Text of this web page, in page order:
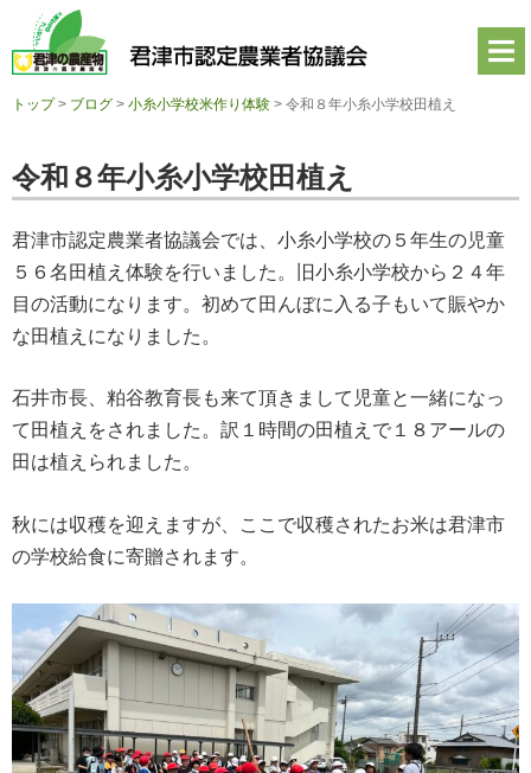
市
認
定
者
協
議
公
式
ー
ム
ジ
トップ> ブログ > 小糸小学校米作り体験 > 令和８年小糸小学校田植え
令和８年小糸小学校田植え
君津市認定農業者協議会では、小糸小学校の５年生の児童
５６名田植え体験を行いました。旧小糸小学校から２４年
目の活動になります。初めて田んぼに入る子もいて賑やか
な田植えになりました。
石井市長、粕谷教育長も来て頂きまして児童と一緒になっ
て田植えをされました。訳１時間の田植えで１８アールの
田は植えられました。
秋には収穫を迎えますが、ここで収穫されたお米は君津市
の学校給食に寄贈されます。